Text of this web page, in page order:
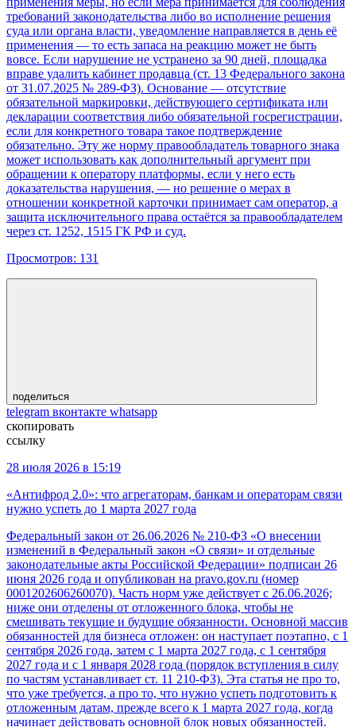
требований законодательства либо во исполнение решения
суда или органа власти, уведомление направляется в день её
применения — то есть запаса на реакцию может не быть
вовсе. Если нарушение не устранено за 90 дней, площадка
вправе удалить кабинет продавца (ст. 13 Федерального закона
от 31.07.2025 № 289-ФЗ). Основание — отсутствие
обязательной маркировки, действующего сертификата или
декларации соответствия либо обязательной госрегистрации,
если для конкретного товара такое подтверждение
обязательно. Эту же норму правообладатель товарного знака
может использовать как дополнительный аргумент при
обращении к оператору платформы, если у него есть
доказательства нарушения, — но решение о мерах в
отношении конкретной карточки принимает сам оператор, а
защита исключительного права остаётся за правообладателем
через ст. 1252, 1515 ГК РФ и суд.
Просмотров: 131
поделиться
telegram вконтакте whatsapp
скопировать
ссылку
28 июля 2026 в 15:19
«Антифрод 2.0»: что агрегаторам, банкам и операторам связи
нужно успеть до 1 марта 2027 года
Федеральный закон от 26.06.2026 № 210-ФЗ «О внесении
изменений в Федеральный закон «О связи» и отдельные
законодательные акты Российской Федерации» подписан 26
июня 2026 года и опубликован на pravo.gov.ru (номер
0001202606260070). Часть норм уже действует с 26.06.2026;
ниже они отделены от отложенного блока, чтобы не
смешивать текущие и будущие обязанности. Основной массив
обязанностей для бизнеса отложен: он наступает поэтапно, с 1
сентября 2026 года, затем с 1 марта 2027 года, с 1 сентября
2027 года и с 1 января 2028 года (порядок вступления в силу
по частям устанавливает ст. 11 210-ФЗ). Эта статья не про то,
что уже требуется, а про то, что нужно успеть подготовить к
отложенным датам, прежде всего к 1 марта 2027 года, когда
начинает действовать основной блок новых обязанностей.